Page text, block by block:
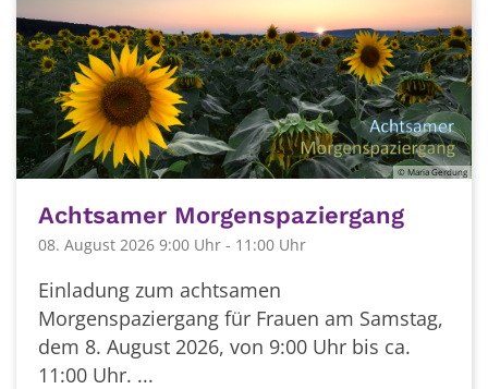
© Maria Gerdung
Achtsamer Morgenspaziergang
08. August 2026 9:00 Uhr - 11:00 Uhr
Einladung zum achtsamen
Morgenspaziergang für Frauen am Samstag,
dem 8. August 2026, von 9:00 Uhr bis ca.
11:00 Uhr. ...